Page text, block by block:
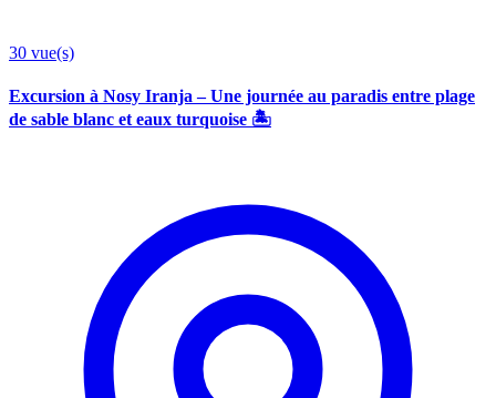
30 vue(s)
Excursion à Nosy Iranja – Une journée au paradis entre plage
de sable blanc et eaux turquoise 🏝️